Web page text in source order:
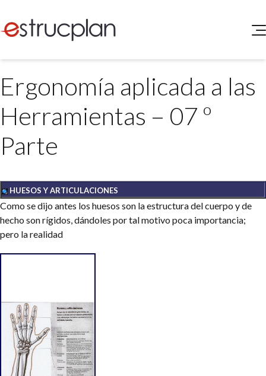
SERVICIOS
Higiene y Seguridad
Medio Ambiente
Legislación
NOVEDADES
INGRESAR
Portal de Clientes
Matriz Premium
Matriz Profesional
Ergonomía aplicada a las
Herramientas – 07 º
Parte
HUESOS Y ARTICULACIONES
Como se dijo antes los huesos son la estructura del cuerpo y de
hecho son rígidos, dándoles por tal motivo poca importancia;
pero la realidad